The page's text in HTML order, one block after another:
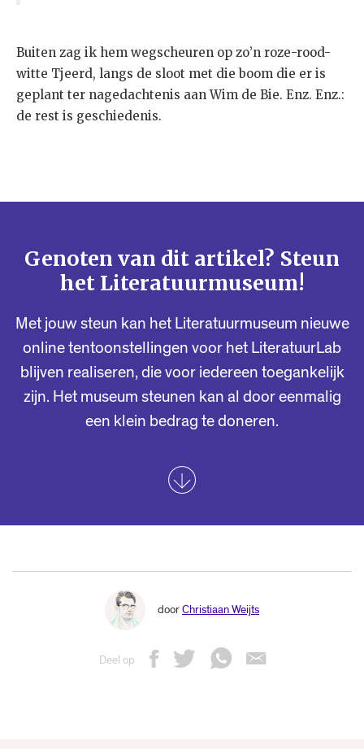
Buiten zag ik hem wegscheuren op zo’n roze-rood-
witte Tjeerd, langs de sloot met die boom die er is
geplant ter nagedachtenis aan Wim de Bie. Enz. Enz.:
de rest is geschiedenis.
Genoten van dit artikel? Steun
het Literatuurmuseum!
Met jouw steun kan het Literatuurmuseum nieuwe
online tentoonstellingen voor het LiteratuurLab
blijven realiseren, die voor iedereen toegankelijk
zijn. Het museum steunen kan al door eenmalig
een klein bedrag te doneren.
doorChristiaan Weijts
Deel op